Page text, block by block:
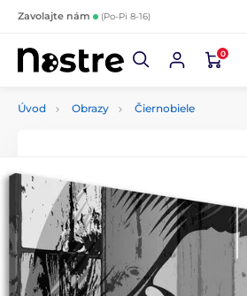
Zavolajte nám (Po-Pi 8-16)
0
Úvod Obrazy Čiernobiele